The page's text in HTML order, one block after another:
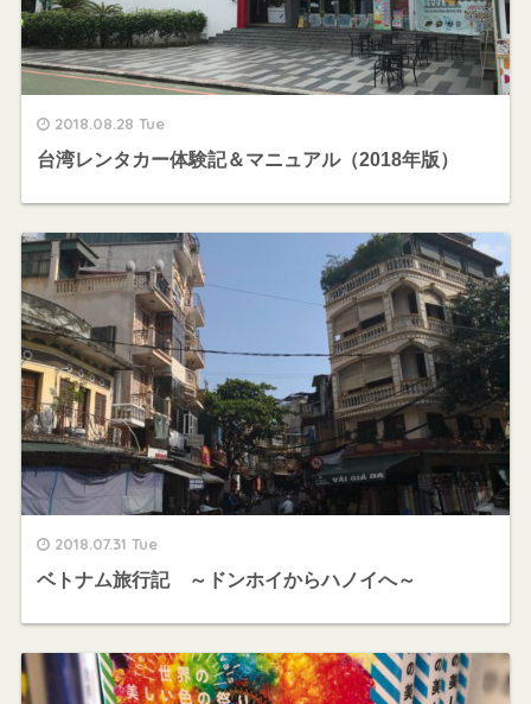
2018.08.28 Tue
台湾レンタカー体験記＆マニュアル（2018年版）
2018.07.31 Tue
ベトナム旅行記 ～ドンホイからハノイへ～